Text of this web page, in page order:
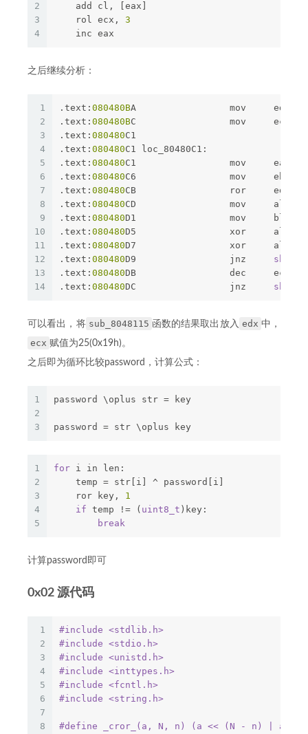
2
3
4
    add cl, [eax]
    rol ecx,
3
    inc eax
之后继续分析：
1
2
3
4
5
6
7
8
9
10
11
12
13
14
.text: 080480BA                 mov     edx,
.text: 080480BC                 mov     ecx,
.text: 080480C1
.text: 080480C1 loc_80480C1:
.text: 080480C1                 mov     eax,
.text: 080480C6                 mov     ebx,
.text: 080480CB                 ror     edx,
.text: 080480CD                 mov     al,
.text: 080480D1                 mov     bl,
.text: 080480D5                 xor     al, bl
.text: 080480D7                 xor     al, dl
.text: 080480D9                 jnz short
.text: 080480DB                 dec     ecx
.text: 080480DC                 jnz short
可以看出，将 sub_8048115 函数的结果取出放入 edx 中，
ecx 赋值为25(0x19h)。
之后即为循环比较password，计算公式：
1
2
3
password \oplus str = key
password = str \oplus key
1
2
3
4
5
for i in len:
    temp = str[i] ^ password[i]
    ror key,
1
if temp != ( uint8_t )key:
break
计算password即可
0x02 源代码
1
2
3
4
5
6
7
8
#include <stdlib.h>
#include <stdio.h>
#include <unistd.h>
#include <inttypes.h>
#include <fcntl.h>
#include <string.h>
#define _cror_(a, N, n) (a << (N - n) | a >>